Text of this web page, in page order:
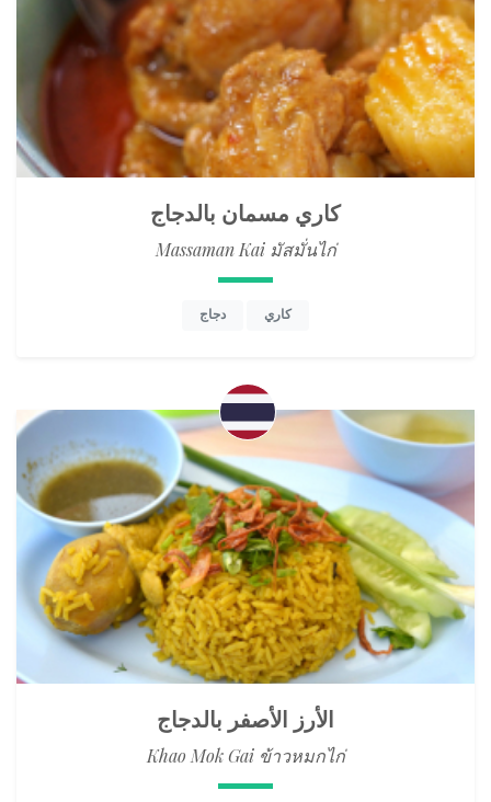
كاري مسمان بالدجاج
Massaman Kai มัสมั่นไก่
كاري دجاج
الأرز الأصفر بالدجاج
Khao Mok Gai ข้าวหมกไก่